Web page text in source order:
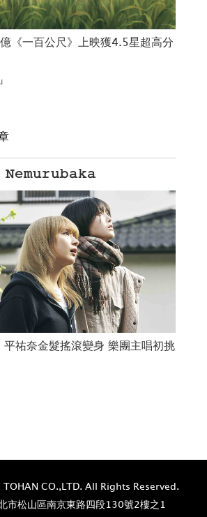
仔店 錢天堂》9月26日開店！
FUJIMOTO 22-26
》PART 2揭開《鏈鋸人》與《驀
CO.,LTD. All Rights Reserved.
市松山區南京東路四段130號2樓之1